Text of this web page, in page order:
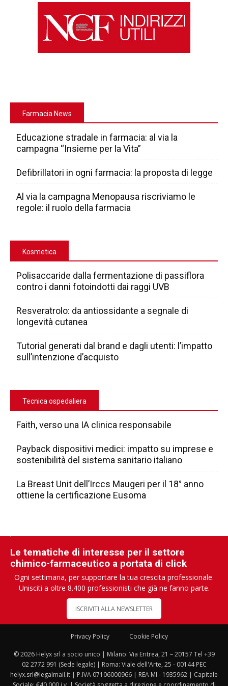
Farmacia News
Educazione stradale in farmacia: al via la
campagna “Insieme per la Vita”
Defibrillatori in ogni farmacia: la proposta di legge
Al via la campagna Menopausa riscriviamo le
regole: il ruolo della farmacia
Kosmetica
Polisaccaride dalla fermentazione di passiflora
contro i danni fotoindotti dai raggi UVB
Resveratrolo: da antiossidante a segnale di
longevità cutanea
Tutorial generati dal brand e dagli utenti: l’impatto
sull’intenzione d’acquisto
Tecnica ospedaliera
Faith, verso una IA clinica responsabile
Payback dispositivi medici: impatto su imprese e
sostenibilità del sistema sanitario italiano
La Breast Unit dell’Irccs Maugeri per il 18° anno
ottiene la certificazione Eusoma
Le tematiche di interesse per il settore
chimico-farmaceutico a portata di click
Ogni settimana, per supportare la tua crescita professionale.
Unisciti a oltre 8.400 professionisti che già ne fanno parte.
ISCRIVITI ALLA NEWSLETTER
Privacy Policy Cookie Policy
© 2026 Helyx srl a socio unico | Milano: Via Eritrea, 21 – 20157 Tel +39
02 2772 991 (Sede legale) | Roma: Viale dell'Arte, 25 - 00144 PEC
helyx.srl@legalmail.it | P.IVA 07106000966 | REA MI - 1935962 | Capitale